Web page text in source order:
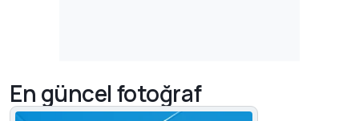
En güncel fotoğraf